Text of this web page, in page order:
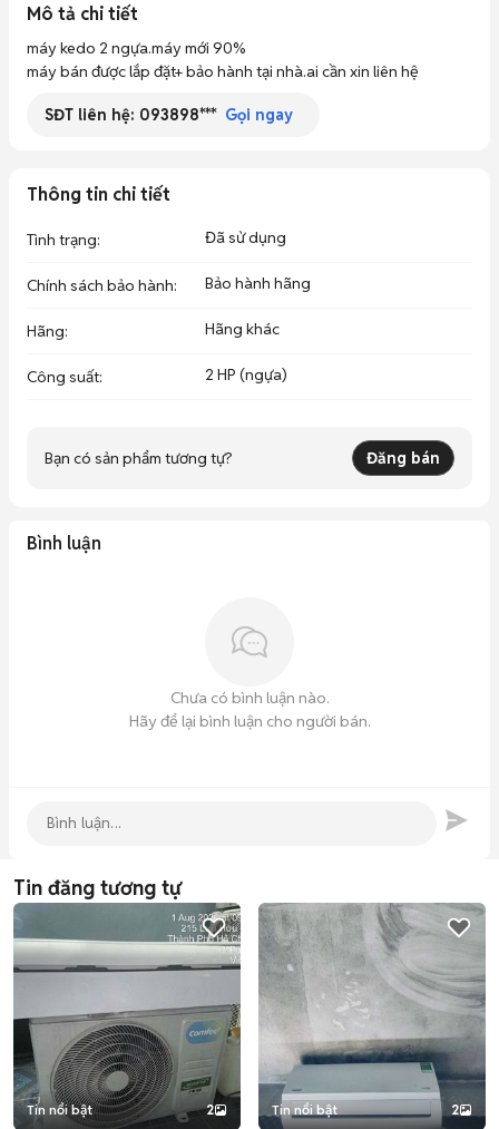
Mô tả chi tiết
máy kedo 2 ngựa.máy mới 90%
máy bán được lắp đặt+ bảo hành tại nhà.ai cần xin liên hệ
SĐT liên hệ: 093898*** Gọi ngay
Thông tin chi tiết
Tình trạng: Đã sử dụng
Chính sách bảo hành: Bảo hành hãng
Hãng: Hãng khác
Công suất: 2 HP (ngựa)
Bạn có sản phẩm tương tự? Đăng bán
Bình luận
Chưa có bình luận nào.
Hãy để lại bình luận cho người bán.
Tin đăng tương tự
Tin nổi bật 2 Tin nổi bật 2